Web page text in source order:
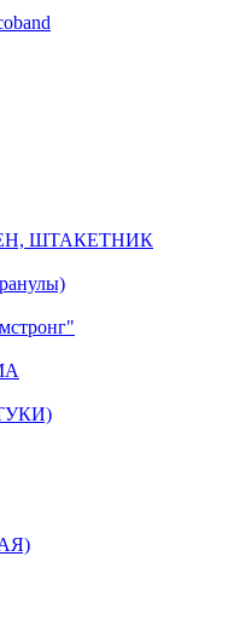
ШТАКЕТНИК